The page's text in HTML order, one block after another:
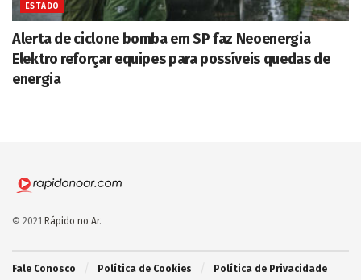
ESTADO
Alerta de ciclone bomba em SP faz Neoenergia
Elektro reforçar equipes para possíveis quedas de
energia
© 2021 Rápido no Ar.
Fale Conosco Política de Cookies Política de Privacidade